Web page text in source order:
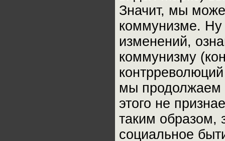
Значит, мы
коммунизме. Ну
изменений,
коммунизму
мы продолжаем
этого не
таким образом,
социальное